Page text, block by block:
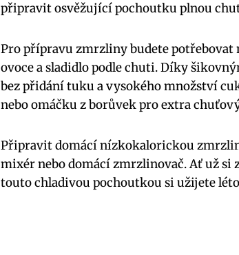
připravit osvěžující pochoutku plnou
Pro přípravu zmrzliny budete
ovoce a sladidlo podle chuti. Díky
bez přidání tuku a vysokého množství
nebo omáčku z borůvek pro extra
Připravit domácí nízkokalorickou
mixér nebo domácí zmrzlinovač. Ať už
touto chladivou pochoutkou si užijete